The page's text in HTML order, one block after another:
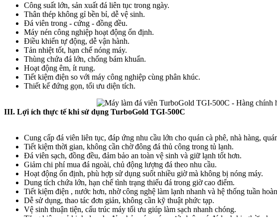
Công suất lớn, sản xuất đá liên tục trong ngày.
Thân thép không gỉ bền bỉ, dễ vệ sinh.
Đá viên trong - cứng - đồng đều.
Máy nén công nghiệp hoạt động ổn định.
Điều khiển tự động, dễ vận hành.
Tản nhiệt tốt, hạn chế nóng máy.
Thùng chứa đá lớn, chống bám khuẩn.
Hoạt động êm, ít rung.
Tiết kiệm điện so với máy công nghiệp cùng phân khúc.
Thiết kế đứng gọn, tối ưu diện tích.
III. Lợi ích thực tế khi sử dụng TurboGold TGI-500C
Cung cấp đá viên liên tục, đáp ứng nhu cầu lớn cho quán cà phê, nhà hàng,
Tiết kiệm thời gian, không cần chờ đông đá thủ công trong tủ lạnh.
Đá viên sạch, đồng đều, đảm bảo an toàn vệ sinh và giữ lạnh tốt hơn.
Giảm chi phí mua đá ngoài, chủ động lượng đá theo nhu cầu.
Hoạt động ổn định, phù hợp sử dụng suốt nhiều giờ mà không bị nóng máy.
Dung tích chứa lớn, hạn chế tình trạng thiếu đá trong giờ cao điểm.
Tiết kiệm điện , nước hơn, nhờ công nghệ làm lạnh nhanh và hệ thống tuần
Dễ sử dụng, thao tác đơn giản, không cần kỹ thuật phức tạp.
Vệ sinh thuận tiện, cấu trúc máy tối ưu giúp làm sạch nhanh chóng.
Tăng hiệu quả kinh doanh, đảm bảo các món nước luôn có đá lạnh kịp thời phục